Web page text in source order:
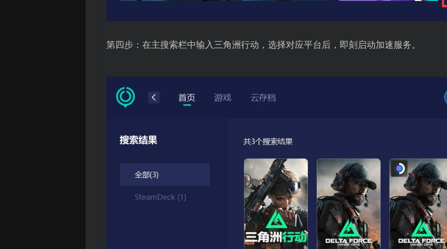
第四步：在主搜索栏中输入三角洲行动，选择对应平台后，即刻启动加速服务。